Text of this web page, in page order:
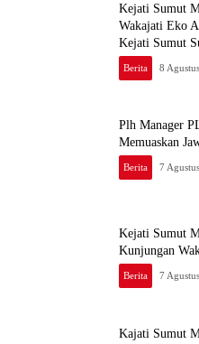
Kejati Sumut
Wakajati Eko
Kejati Sumut
Di Kejari Medan
Berita 8
Plh Manager
Memuaskan
Berita 7
Kejati Sumut
Kunjungan
Berita 7
Kajati Sumut